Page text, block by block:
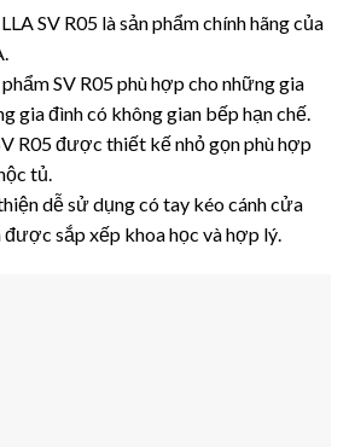
SV R05 là sản phẩm chính hãng của
.
SV R05phù hợp cho những gia
gia đình có không gian bếp hạn chế.
R05 được thiết kế nhỏ gọn phù hợp
tủ.
dễ sử dụng có tay kéo cánh cửa
được sắp xếp khoa học và hợp lý.